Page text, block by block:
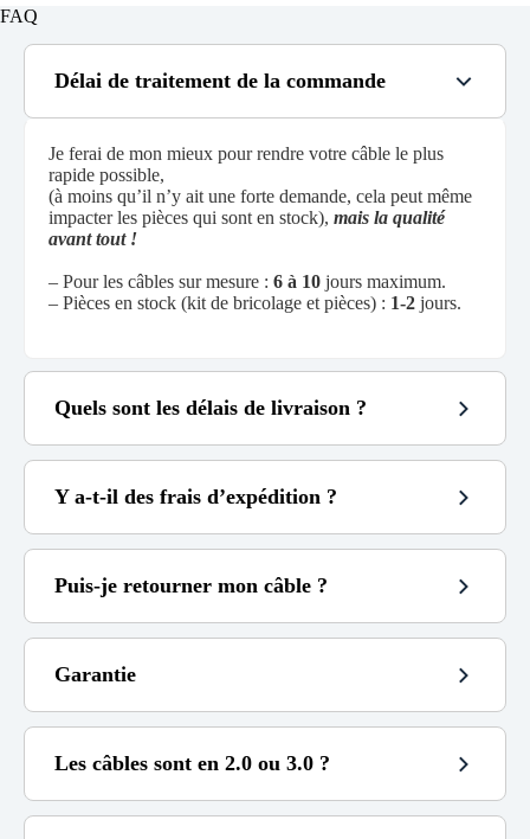
FAQ
Délai de traitement de la commande
Je ferai de mon mieux pour rendre votre câble le plus
rapide possible,
(à moins qu’il n’y ait une forte demande, cela peut même
impacter les pièces qui sont en stock), mais la qualité
avant tout !
– Pour les câbles sur mesure : 6 à 10 jours maximum.
– Pièces en stock (kit de bricolage et pièces) : 1-2 jours.
Quels sont les délais de livraison ?
3 à 6
Y a-t-il des frais d’expédition ?
personnalisés
100€
Gratuit
3,99€
5,99€
Puis-je retourner mon câble ?
14 jours
(au-delà ce n’est
Garantie
Les câbles sont en 2.0 ou 3.0 ?